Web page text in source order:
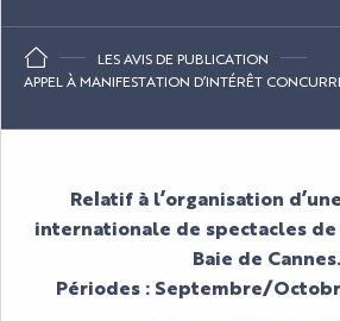
LES AVIS DE PUBLICATION
APPEL À MANIFESTATION D’INTÉRÊT
Relatif à l’organisation
internationale de spectacles de
Baie de Cannes.
Périodes : Septembre/